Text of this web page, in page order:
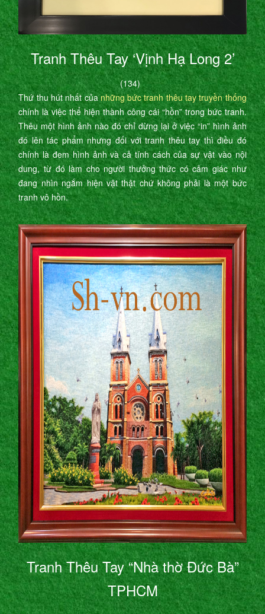
Tranh Thêu Tay ‘Vịnh Hạ Long 2’
(134)
Thứ thu hút nhất củanhững bức tranh thêu tay truyền thống
chính là việc thể hiện thành công cái “hồn” trong bức tranh.
Thêu một hình ảnh nào đó chỉ dừng lại ở việc “in” hình ảnh
đó lên tác phẩm nhưng đối với tranh thêu tay thì điều đó
chính là đem hình ảnh và cả tính cách của sự vật vào nội
dung, từ đó làm cho người thưởng thức có cảm giác như
đang nhìn ngắm hiện vật thật chứ không phải là một bức
tranh vô hồn.
Tranh Thêu Tay “Nhà thờ Đức Bà”
TPHCM